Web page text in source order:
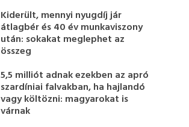
Kiderült, mennyi nyugdíj jár
átlagbér és 40 év munkaviszony
után: sokakat meglephet az
összeg
5,5 milliót adnak ezekben az apró
szardíniai falvakban, ha hajlandó
vagy költözni: magyarokat is
várnak